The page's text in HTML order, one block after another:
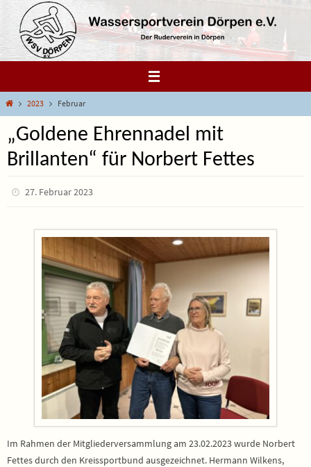
Zum
Inhalt
springen
Start2023 Februar
„Goldene Ehrennadel mit
Brillanten“ für Norbert Fettes
27. Februar 2023
Im Rahmen der Mitgliederversammlung am 23.02.2023 wurde Norbert
Fettes durch den Kreissportbund ausgezeichnet. Hermann Wilkens,